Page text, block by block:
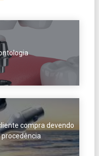
compra devendo
procedência